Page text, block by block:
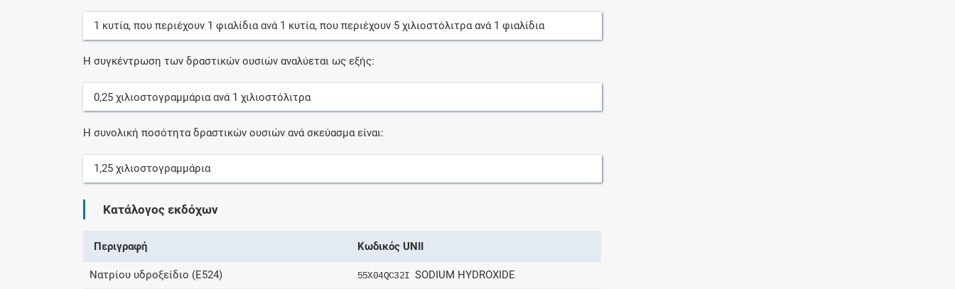
1 κυτία, που περιέχουν 1 φιαλίδιαανά 1 κυτία, που περιέχουν 5 χιλιοστόλιτραανά 1 φιαλίδια
Η συγκέντρωση των δραστικών ουσιών αναλύεται ως εξής:
0,25 χιλιοστογραμμάριαανά 1 χιλιοστόλιτρα
Η συνολική ποσότητα δραστικών ουσιών ανά σκεύασμα είναι:
1,25 χιλιοστογραμμάρια
Κατάλογος εκδόχων
Περιγραφή Κωδικός UNII
Νατρίου υδροξείδιο (Ε524) 55X04QC32I SODIUM HYDROXIDE